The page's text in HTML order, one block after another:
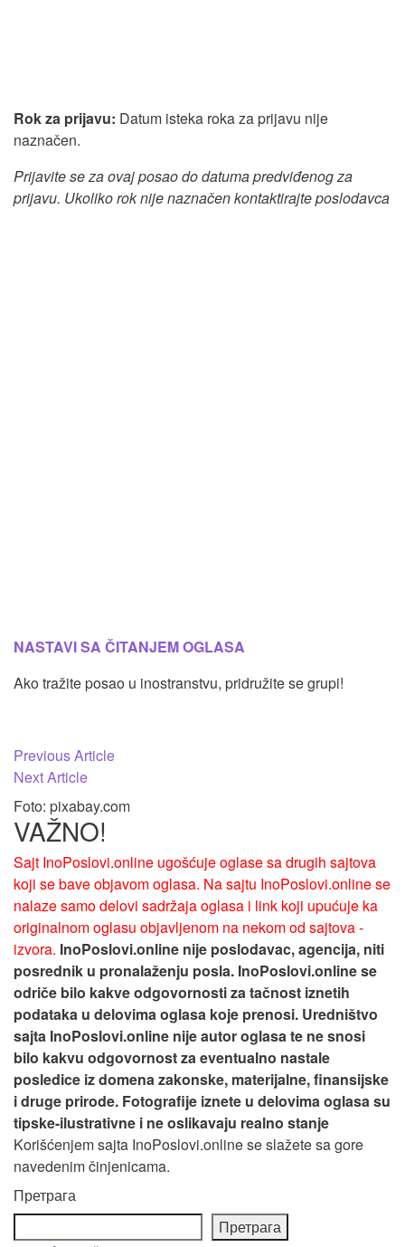
Rok za prijavu: Datum isteka roka za prijavu nije
naznačen.
Prijavite se za ovaj posao do datuma predviđenog za
prijavu. Ukoliko rok nije naznačen kontaktirajte poslodavca
NASTAVI SA ČITANJEM OGLASA
Ako tražite posao u inostranstvu, pridružite se grupi!
Кретање
чланка
Previous Article
Next Article
Foto: pixabay.com
VAŽNO!
Sajt InoPoslovi.online ugošćuje oglase sa drugih sajtova
koji se bave objavom oglasa. Na sajtu InoPoslovi.online se
nalaze samo delovi sadržaja oglasa i link koji upućuje ka
originalnom oglasu objavljenom na nekom od sajtova -
izvora. InoPoslovi.online nije poslodavac, agencija, niti
posrednik u pronalaženju posla. InoPoslovi.online se
odriče bilo kakve odgovornosti za tačnost iznetih
podataka u delovima oglasa koje prenosi. Uredništvo
sajta InoPoslovi.online nije autor oglasa te ne snosi
bilo kakvu odgovornost za eventualno nastale
posledice iz domena zakonske, materijalne, finansijske
i druge prirode. Fotografije iznete u delovima oglasa su
tipske-ilustrativne i ne oslikavaju realno stanje
Korišćenjem sajta InoPoslovi.online se slažete sa gore
navedenim činjenicama.
Претрага
Претрага